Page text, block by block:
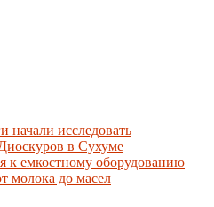
начали исследовать
в Сухуме
к емкостному оборудованию
молока до масел